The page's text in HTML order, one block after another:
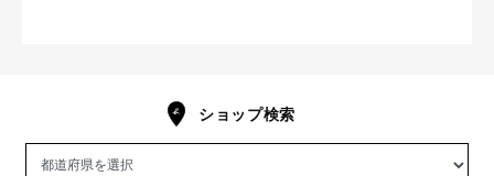
ショップ検索